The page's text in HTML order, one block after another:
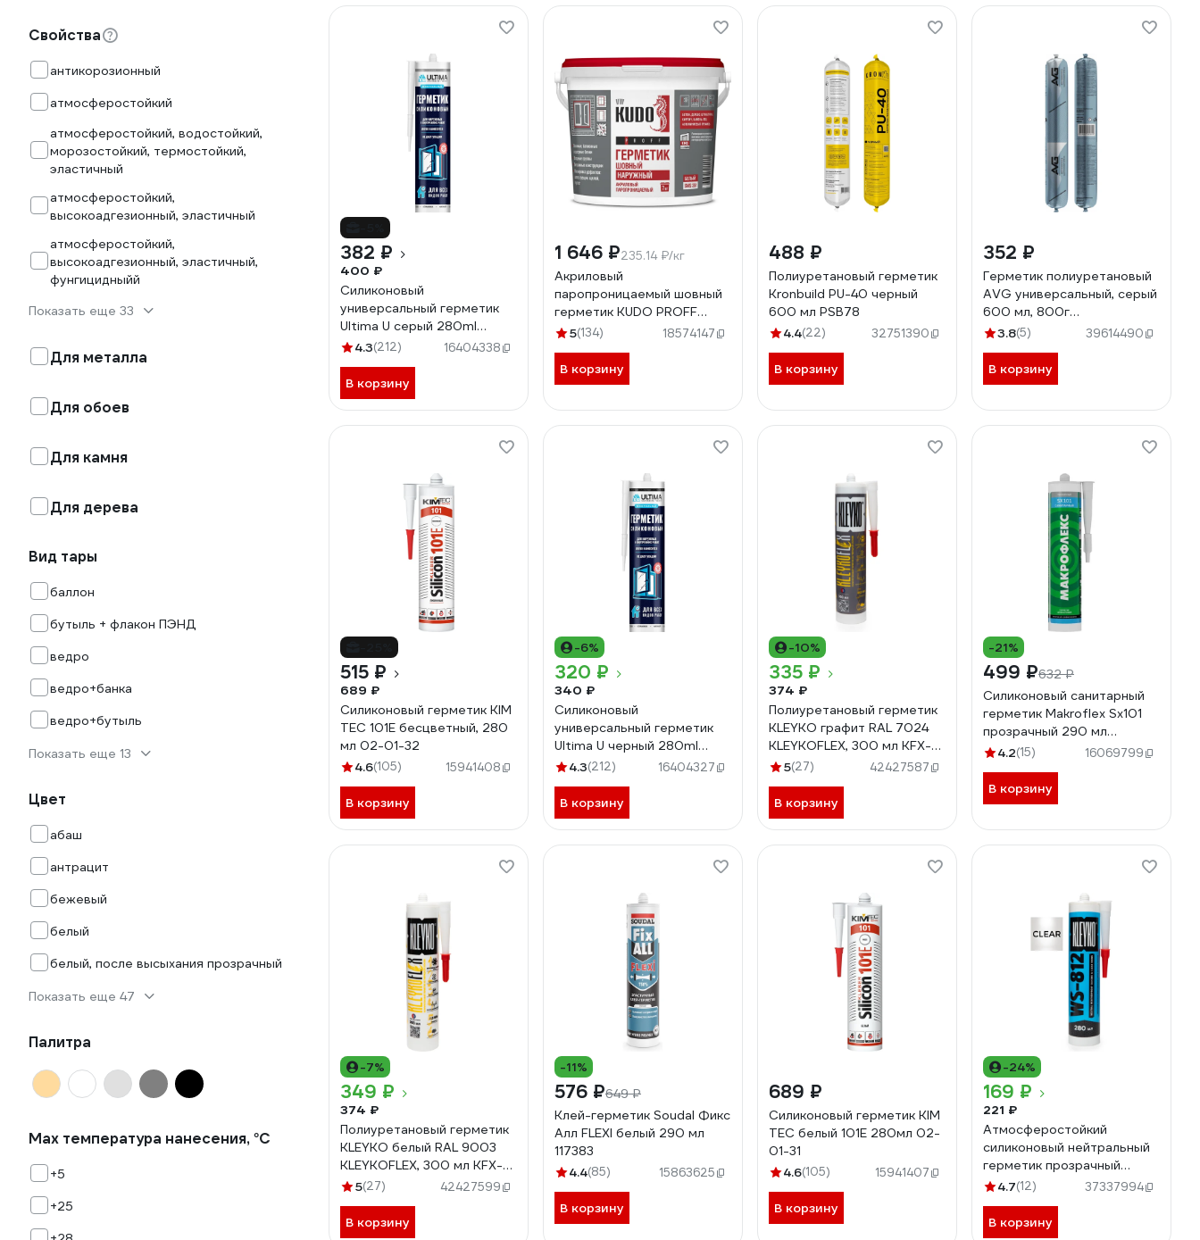
Свойства
антикорозионный
атмосферостойкий
атмосферостойкий, водостойкий,
морозостойкий, термостойкий,
эластичный
атмосферостойкий,
высокоадгезионный, эластичный
атмосферостойкий,
высокоадгезионный, эластичный,
фунгицидныйй
Показать еще 33
Для металла
Для обоев
Для камня
Для дерева
Вид тары
баллон
бутыль + флакон ПЭНД
ведро
ведро+банка
ведро+бутыль
Показать еще 13
Цвет
абаш
антрацит
бежевый
белый
белый, после высыхания прозрачный
Показать еще 47
Палитра
Max температура нанесения, °С
+5
+25
382 ₽
400 ₽
Силиконовый
универсальный герметик
Ultima U серый 280ml
H2629
4.3(212) 16404338
В корзину
1 646 ₽235.14 ₽/кг
Акриловый
паропроницаемый шовный
герметик KUDO PROFF
наружный, белый, 7 кг SMS-
5(134) 18574147
В корзину
488 ₽
Полиуретановый герметик
Kronbuild PU-40 черный
600 мл PSB78
4.4(22) 32751390
В корзину
352 ₽
Герметик полиуретановый
AVG универсальный, серый
600 мл, 800г
полиуретановый серый
3.8(5) 39614490
В корзину
515 ₽
689 ₽
Силиконовый герметик KIM
TEC 101Е бесцветный, 280
мл 02-01-32
4.6(105) 15941408
В корзину
-6%
320 ₽
340 ₽
Силиконовый
универсальный герметик
Ultima U черный 280ml
H2630
4.3(212) 16404327
В корзину
-10%
335 ₽
374 ₽
Полиуретановый герметик
KLEYKO графит RAL 7024
KLEYKOFLEX, 300 мл KFX-
7024-300
5(27) 42427587
В корзину
-21%
499 ₽632 ₽
Силиконовый санитарный
герметик Makroflex Sх101
прозрачный 290 мл
2670560
4.2(15) 16069799
В корзину
-7%
349 ₽
374 ₽
Полиуретановый герметик
KLEYKO белый RAL 9003
KLEYKOFLEX, 300 мл KFX-
W-300
5(27) 42427599
В корзину
-11%
576 ₽649 ₽
Клей-герметик Soudal Фикс
Алл FLEXI белый 290 мл
117383
4.4(85) 15863625
В корзину
689 ₽
Силиконовый герметик KIM
TEC белый 101Е 280мл 02-
01-31
4.6(105) 15941407
В корзину
-24%
169 ₽
221 ₽
Атмосферостойкий
силиконовый нейтральный
герметик прозрачный
KLEYKO WS-812 280 мл
4.7(12) 37337994
В корзину